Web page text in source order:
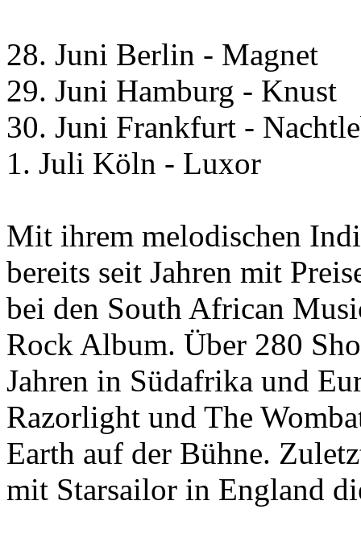
28. Juni Berlin - Magnet
29. Juni Hamburg - Knust
30. Juni Frankfurt -
1. Juli Köln - Luxor
Mit ihrem melodischen
bereits seit Jahren mit
bei den South African
Rock Album. Über 280
Jahren in Südafrika und
Razorlight und The
Earth auf der Bühne.
mit Starsailor in England